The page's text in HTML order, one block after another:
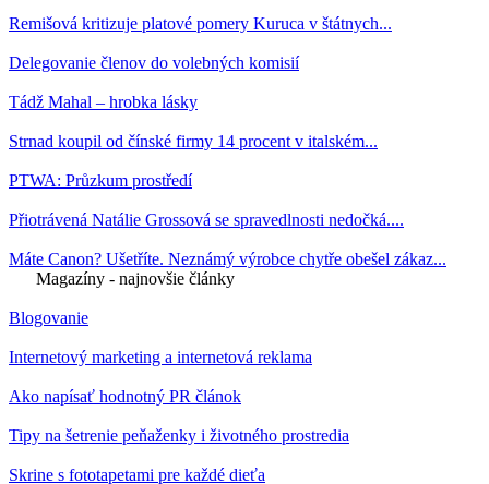
Remišová kritizuje platové pomery Kuruca v štátnych...
Delegovanie členov do volebných komisií
Tádž Mahal – hrobka lásky
Strnad koupil od čínské firmy 14 procent v italském...
PTWA: Průzkum prostředí
Přiotrávená Natálie Grossová se spravedlnosti nedočká....
Máte Canon? Ušetříte. Neznámý výrobce chytře obešel zákaz...
Magazíny - najnovšie články
Blogovanie
Internetový marketing a internetová reklama
Ako napísať hodnotný PR článok
Tipy na šetrenie peňaženky i životného prostredia
Skrine s fototapetami pre každé dieťa